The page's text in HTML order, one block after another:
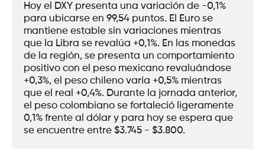
Hoy el DXY presenta una variación de -0,1%
para ubicarse en 99,54 puntos. El Euro se
mantiene estable sin variaciones mientras
que la Libra se revalúa +0,1%. En las monedas
de la región, se presenta un comportamiento
positivo con el peso mexicano revaluándose
+0,3%, el peso chileno varía +0,5% mientras
que el real +0,4%. Durante la jornada anterior,
el peso colombiano se fortaleció ligeramente
0,1% frente al dólar y para hoy se espera que
se encuentre entre $3.745 - $3.800.